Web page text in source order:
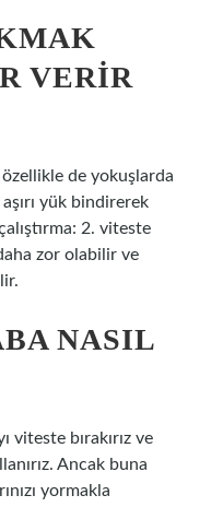
VERIR
de yokuşlarda
yük bindirerek
2. viteste
zor olabilir ve
NASIL
viteste bırakırız ve
Ancak buna
yormakla